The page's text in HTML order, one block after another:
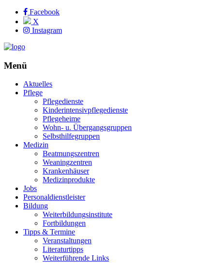
Facebook
X
Instagram
Menü
Aktuelles
Pflege
Pflegedienste
Kinderintensivpflegedienste
Pflegeheime
Wohn- u. Übergangsgruppen
Selbsthilfegruppen
Medizin
Beatmungszentren
Weaningzentren
Krankenhäuser
Medizinprodukte
Jobs
Personaldienstleister
Bildung
Weiterbildungsinstitute
Fortbildungen
Tipps & Termine
Veranstaltungen
Literaturtipps
Weiterführende Links